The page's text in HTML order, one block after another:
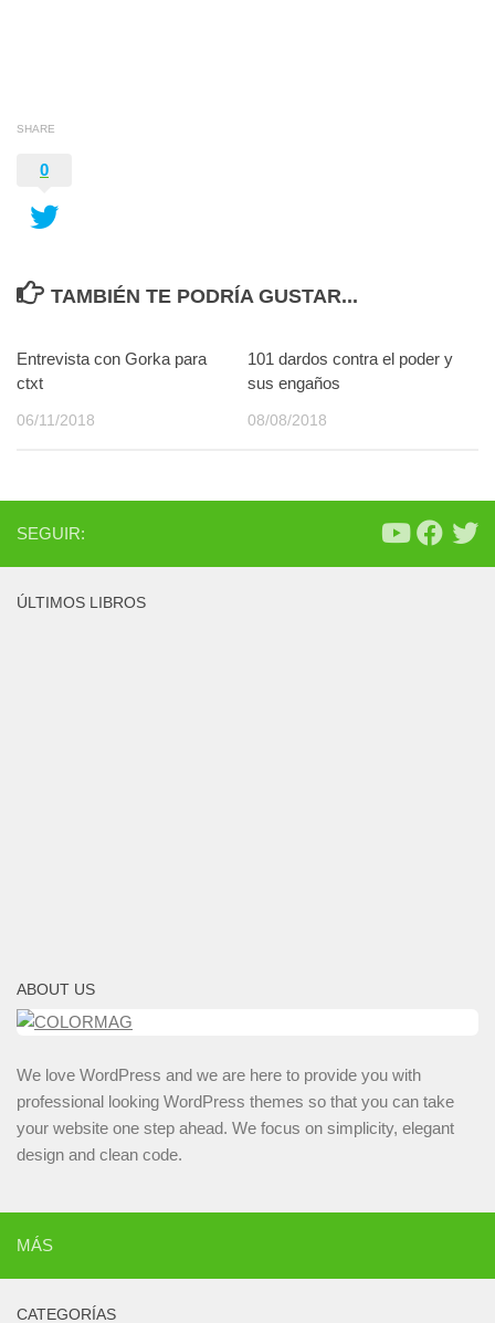
SHARE
0
TAMBIÉN TE PODRÍA GUSTAR...
Entrevista con Gorka para
ctxt
06/11/2018
101 dardos contra el poder y
sus engaños
08/08/2018
SEGUIR:
ÚLTIMOS LIBROS
ABOUT US
We love WordPress and we are here to provide you with
professional looking WordPress themes so that you can take
your website one step ahead. We focus on simplicity, elegant
design and clean code.
MÁS
CATEGORÍAS